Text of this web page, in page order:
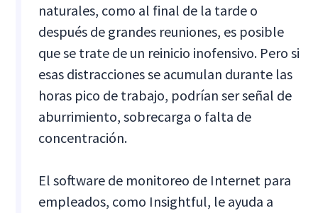
naturales, como al final de la tarde o
después de grandes reuniones, es posible
que se trate de un reinicio inofensivo. Pero si
esas distracciones se acumulan durante las
horas pico de trabajo, podrían ser señal de
aburrimiento, sobrecarga o falta de
concentración.
El software de monitoreo de Internet para
empleados, como Insightful, le ayuda a